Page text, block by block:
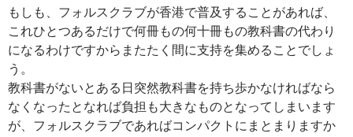
もしも、フォルスクラブが香港で普及することがあれば、
これひとつあるだけで何冊もの何十冊もの教科書の代わり
になるわけですからまたたく間に支持を集めることでしょ
う。
教科書がないとある日突然教科書を持ち歩かなければなら
なくなったとなれば負担も大きなものとなってしまいます
が、フォルスクラブであればコンパクトにまとまりますか